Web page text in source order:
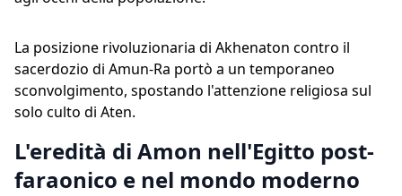
La posizione rivoluzionaria di Akhenaton contro il
sacerdozio di Amun-Ra portò a un temporaneo
sconvolgimento, spostando l'attenzione religiosa sul
solo culto di Aten.
L'eredità di Amon nell'Egitto post-
faraonico e nel mondo moderno